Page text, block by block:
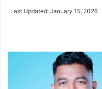
Last Updated: January 15, 2026